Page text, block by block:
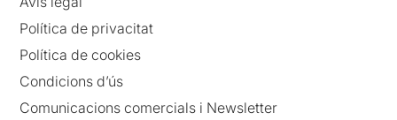
Política de privacitat
Política de cookies
Condicions d’ús
Comunicacions comercials i Newsletter